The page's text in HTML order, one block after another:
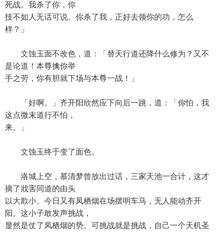
死战。我杀了你，你
技不如人无话可说。你杀了我，正好去领你的功，怎么
样？」
文蚀玉面不改色，道：「替天行道还降什么修为？又不
是论道！本尊擒你举
手之劳，你有胆就下场与本尊一战！」
「好啊。」齐开阳欣然应下向后一跳，道：「你怕，我
这点微末道行不怕，
来。」
文蚀玉终于变了面色。
洛城上空，慕清梦曾放出过话，三家天池一合计，这才
摘了戕害同道的由头
以大欺小。今日又有凤栖烟在场摆明车马，无人能动齐开
阳。这小子敢发声挑战，
显然是仗了凤栖烟的势。可挑战就是挑战，自己一个天机圣